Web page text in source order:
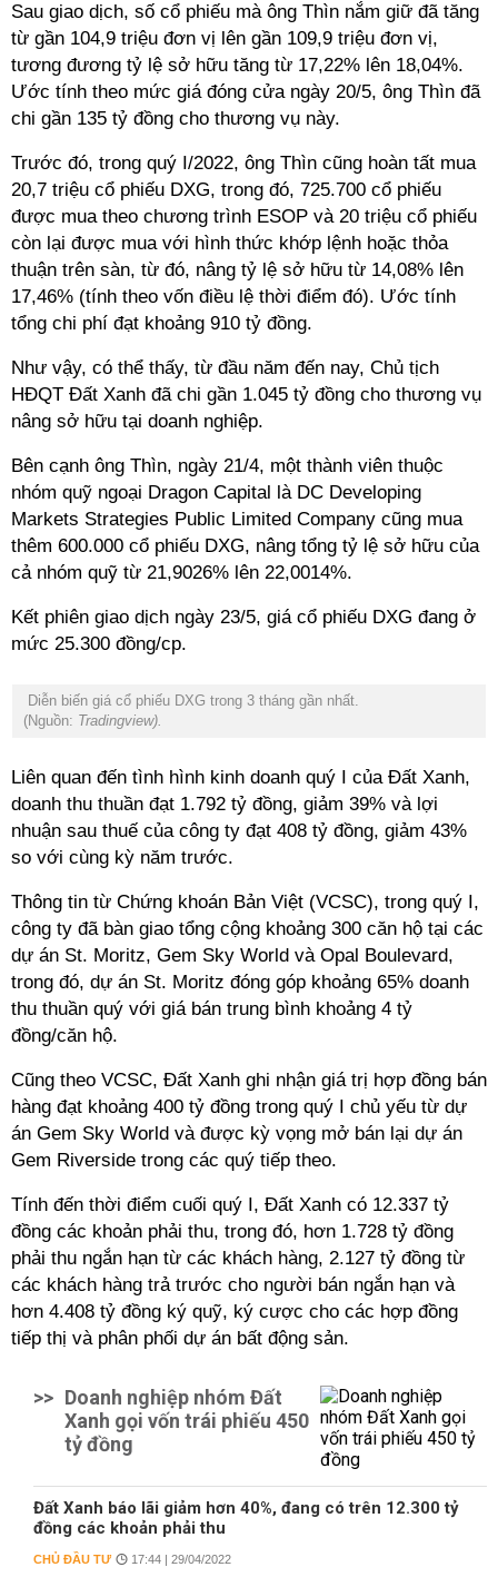
Sau giao dịch, số cổ phiếu mà ông Thìn nắm giữ đã tăng
từ gần 104,9 triệu đơn vị lên gần 109,9 triệu đơn vị,
tương đương tỷ lệ sở hữu tăng từ 17,22% lên 18,04%.
Ước tính theo mức giá đóng cửa ngày 20/5, ông Thìn đã
chi gần 135 tỷ đồng cho thương vụ này.
Trước đó, trong quý I/2022, ông Thìn cũng hoàn tất mua
20,7 triệu cổ phiếu DXG, trong đó, 725.700 cổ phiếu
được mua theo chương trình ESOP và 20 triệu cổ phiếu
còn lại được mua với hình thức khớp lệnh hoặc thỏa
thuận trên sàn, từ đó, nâng tỷ lệ sở hữu từ 14,08% lên
17,46% (tính theo vốn điều lệ thời điểm đó). Ước tính
tổng chi phí đạt khoảng 910 tỷ đồng.
Như vậy, có thể thấy, từ đầu năm đến nay, Chủ tịch
HĐQT Đất Xanh đã chi gần 1.045 tỷ đồng cho thương vụ
nâng sở hữu tại doanh nghiệp.
Bên cạnh ông Thìn, ngày 21/4, một thành viên thuộc
nhóm quỹ ngoại Dragon Capital là DC Developing
Markets Strategies Public Limited Company cũng mua
thêm 600.000 cổ phiếu DXG, nâng tổng tỷ lệ sở hữu của
cả nhóm quỹ từ 21,9026% lên 22,0014%.
Kết phiên giao dịch ngày 23/5, giá cổ phiếu DXG đang ở
mức 25.300 đồng/cp.
Diễn biến giá cổ phiếu DXG trong 3 tháng gần nhất.
(Nguồn: Tradingview).
Liên quan đến tình hình kinh doanh quý I của Đất Xanh,
doanh thu thuần đạt 1.792 tỷ đồng, giảm 39% và lợi
nhuận sau thuế của công ty đạt 408 tỷ đồng, giảm 43%
so với cùng kỳ năm trước.
Thông tin từ Chứng khoán Bản Việt (VCSC), trong quý I,
công ty đã bàn giao tổng cộng khoảng 300 căn hộ tại các
dự án St. Moritz, Gem Sky World và Opal Boulevard,
trong đó, dự án St. Moritz đóng góp khoảng 65% doanh
thu thuần quý với giá bán trung bình khoảng 4 tỷ
đồng/căn hộ.
Cũng theo VCSC, Đất Xanh ghi nhận giá trị hợp đồng bán
hàng đạt khoảng 400 tỷ đồng trong quý I chủ yếu từ dự
án Gem Sky World và được kỳ vọng mở bán lại dự án
Gem Riverside trong các quý tiếp theo.
Tính đến thời điểm cuối quý I, Đất Xanh có 12.337 tỷ
đồng các khoản phải thu, trong đó, hơn 1.728 tỷ đồng
phải thu ngắn hạn từ các khách hàng, 2.127 tỷ đồng từ
các khách hàng trả trước cho người bán ngắn hạn và
hơn 4.408 tỷ đồng ký quỹ, ký cược cho các hợp đồng
tiếp thị và phân phối dự án bất động sản.
>> Doanh nghiệp nhóm Đất
Xanh gọi vốn trái phiếu 450
tỷ đồng
Đất Xanh báo lãi giảm hơn 40%, đang có trên 12.300 tỷ
đồng các khoản phải thu
CHỦ ĐẦU TƯ 17:44 | 29/04/2022